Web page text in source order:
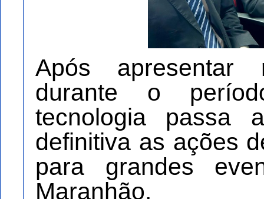
Após apresentar
durante o
tecnologia passa
definitiva as ações
para grandes
Maranhão.